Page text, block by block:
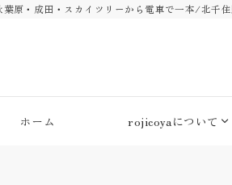
原・成田・スカイツリーから電車で一本/北千
ホーム rojicoyaについて